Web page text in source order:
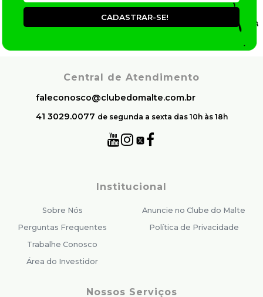
CADASTRAR-SE!
Central de Atendimento
faleconosco@clubedomalte.com.br
41 3029.0077 de segunda a sexta das 10h às 18h
Institucional
Sobre Nós
Perguntas Frequentes
Trabalhe Conosco
Área do Investidor
Anuncie no Clube do Malte
Política de Privacidade
Nossos Serviços